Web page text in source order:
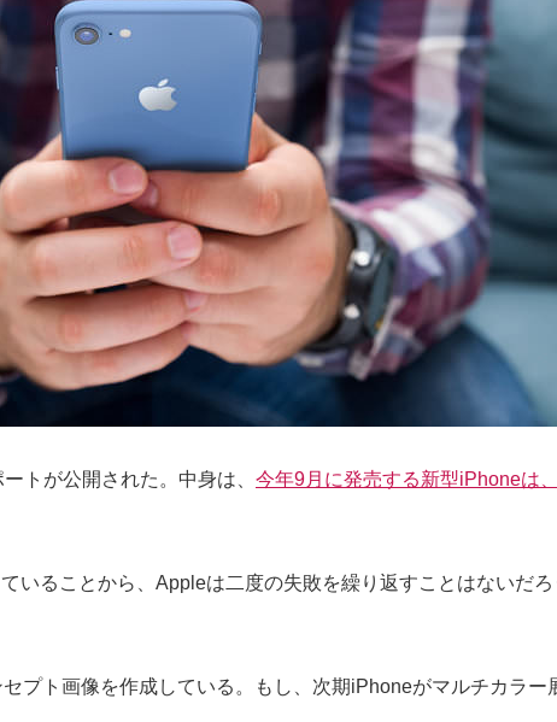
トが公開された。中身は、 今年9月に発売する新型iPhoneは
いることから、Appleは二度の失敗を繰り返すことはないだ
セプト画像を作成している。もし、次期iPhoneがマルチカラー